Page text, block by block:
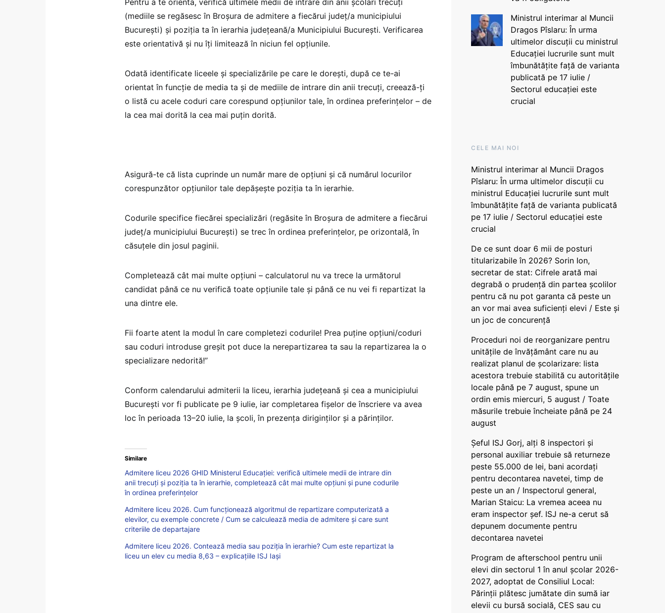
(mediile se regăsesc în Broșura de admitere a fiecărui județ/a municipiului
București) și poziția ta în ierarhia județeană/a Municipiului București. Verificarea
este orientativă și nu îți limitează în niciun fel opțiunile.
Odată identificate liceele și specializările pe care le dorești, după ce te-ai
orientat în funcție de media ta și de mediile de intrare din anii trecuți, creează-ți
o listă cu acele coduri care corespund opțiunilor tale, în ordinea preferințelor – de
la cea mai dorită la cea mai puțin dorită.
Asigură-te că lista cuprinde un număr mare de opțiuni și că numărul locurilor
corespunzător opțiunilor tale depășește poziția ta în ierarhie.
Codurile specifice fiecărei specializări (regăsite în Broșura de admitere a fiecărui
județ/a municipiului București) se trec în ordinea preferințelor, pe orizontală, în
căsuțele din josul paginii.
Completează cât mai multe opțiuni – calculatorul nu va trece la următorul
candidat până ce nu verifică toate opțiunile tale și până ce nu vei fi repartizat la
una dintre ele.
Fii foarte atent la modul în care completezi codurile! Prea puține opțiuni/coduri
sau coduri introduse greșit pot duce la nerepartizarea ta sau la repartizarea la o
specializare nedorită!”
Conform calendarului admiterii la liceu, ierarhia județeană și cea a municipiului
București vor fi publicate pe 9 iulie, iar completarea fișelor de înscriere va avea
loc în perioada 13–20 iulie, la școli, în prezența diriginților și a părinților.
Similare
Admitere liceu 2026 GHID Ministerul Educației: verifică ultimele medii de intrare din
anii trecuți și poziția ta în ierarhie, completează cât mai multe opțiuni și pune codurile
în ordinea preferințelor
Admitere liceu 2026. Cum funcționează algoritmul de repartizare computerizată a
elevilor, cu exemple concrete / Cum se calculează media de admitere și care sunt
criteriile de departajare
Admitere liceu 2026. Contează media sau poziția în ierarhie? Cum este repartizat la
liceu un elev cu media 8,63 – explicațiile ISJ Iași
Ministrul interimar al Muncii
Dragos Pîslaru: În urma
ultimelor discuții cu ministrul
Educației lucrurile sunt mult
îmbunătățite față de varianta
publicată pe 17 iulie /
Sectorul educației este
crucial
CELE MAI NOI
Ministrul interimar al Muncii Dragos
Pîslaru: În urma ultimelor discuții cu
ministrul Educației lucrurile sunt mult
îmbunătățite față de varianta publicată
pe 17 iulie / Sectorul educației este
crucial
De ce sunt doar 6 mii de posturi
titularizabile în 2026? Sorin Ion,
secretar de stat: Cifrele arată mai
degrabă o prudență din partea școlilor
pentru că nu pot garanta că peste un
an vor mai avea suficienți elevi / Este și
un joc de concurență
Proceduri noi de reorganizare pentru
unitățile de învățământ care nu au
realizat planul de școlarizare: lista
acestora trebuie stabilită cu autoritățile
locale până pe 7 august, spune un
ordin emis miercuri, 5 august / Toate
măsurile trebuie încheiate până pe 24
august
Șeful ISJ Gorj, alți 8 inspectori și
personal auxiliar trebuie să returneze
peste 55.000 de lei, bani acordați
pentru decontarea navetei, timp de
peste un an / Inspectorul general,
Marian Staicu: La vremea aceea nu
eram inspector șef. ISJ ne-a cerut să
depunem documente pentru
decontarea navetei
Program de afterschool pentru unii
elevi din sectorul 1 în anul școlar 2026-
2027, adoptat de Consiliul Local:
Părinții plătesc jumătate din sumă iar
elevii cu bursă socială, CES sau cu